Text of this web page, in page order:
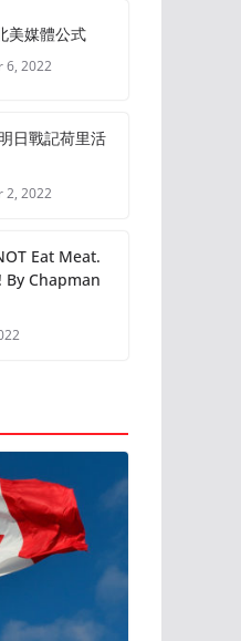
美媒體公式
6, 2022
日戰記荷里活
2, 2022
Eat Meat.
By Chapman